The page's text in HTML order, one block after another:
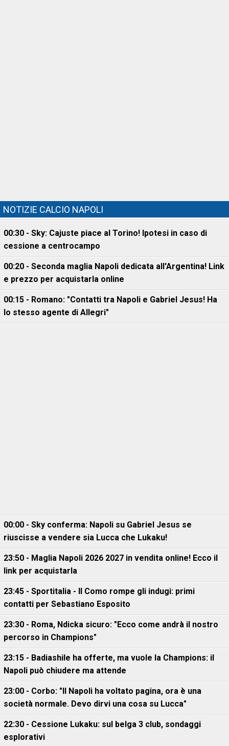
NOTIZIE CALCIO NAPOLI
00:30 - Sky: Cajuste piace al Torino! Ipotesi in caso di
cessione a centrocampo
00:20 - Seconda maglia Napoli dedicata all'Argentina! Link
e prezzo per acquistarla online
00:15 - Romano: "Contatti tra Napoli e Gabriel Jesus! Ha
lo stesso agente di Allegri"
00:00 - Sky conferma: Napoli su Gabriel Jesus se
riuscisse a vendere sia Lucca che Lukaku!
23:50 - Maglia Napoli 2026 2027 in vendita online! Ecco il
link per acquistarla
23:45 - Sportitalia - Il Como rompe gli indugi: primi
contatti per Sebastiano Esposito
23:30 - Roma, Ndicka sicuro: "Ecco come andrà il nostro
percorso in Champions"
23:15 - Badiashile ha offerte, ma vuole la Champions: il
Napoli può chiudere ma attende
23:00 - Corbo: "Il Napoli ha voltato pagina, ora è una
società normale. Devo dirvi una cosa su Lucca"
22:30 - Cessione Lukaku: sul belga 3 club, sondaggi
esplorativi